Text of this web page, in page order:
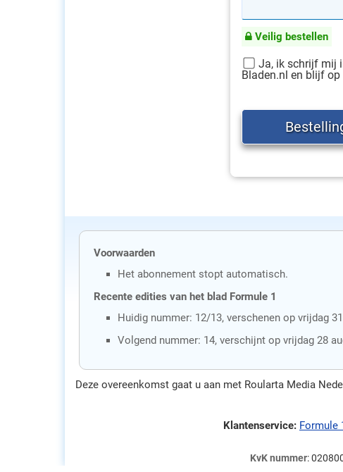
Veilig bestellen
Ja, ik schrijf mij
Bladen.nl en blijf
Voorwaarden
Het abonnement stopt automatisch.
Recente edities van het blad Formule 1
Huidig nummer: 12/13, verschenen op vrijdag
Volgend nummer: 14, verschijnt op vrijdag 28
Deze overeenkomst gaat u aan met Roularta Media
Klantenservice: Formule
KvK nummer: